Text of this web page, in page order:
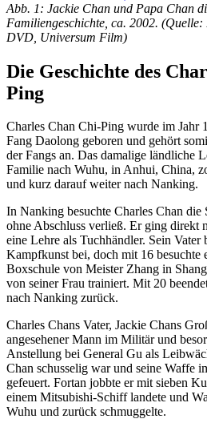
Abb. 1: Jackie Chan und Papa Chan
Familiengeschichte, ca. 2002.
DVD, Universum Film)
Die Geschichte des
Ping
Charles Chan Chi-Ping wurde im Jahr
Fang Daolong geboren und gehört
der Fangs an. Das damalige ländliche
Familie nach Wuhu, in Anhui, China,
und kurz darauf weiter nach Nanking.
In Nanking besuchte Charles Chan die
ohne Abschluss verließ. Er ging direkt
eine Lehre als Tuchhändler. Sein
Kampfkunst bei, doch mit 16 besuchte
Boxschule von Meister Zhang in
von seiner Frau trainiert. Mit 20
nach Nanking zurück.
Charles Chans Vater, Jackie Chans
angesehener Mann im Militär und
Anstellung bei General Gu als
Chan schusselig war und seine Waffe
gefeuert. Fortan jobbte er mit sieben
einem Mitsubishi-Schiff landete und
Wuhu und zurück schmuggelte.